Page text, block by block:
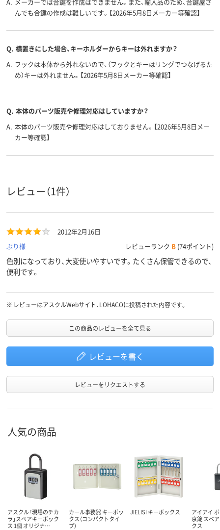
んでも合鍵の作成は難しいです。【2026年5月8日メーカー等確認】
Q. 横置きにした場合、キーホルダーからキーは外れますか？
A. フックは本体から外れないので、（フックとキーはリングでつなげるた
め）キーは外れません。【2026年5月8日メーカー等確認】
Q. 本体のパーツ販売や修理対応はしていますか？
A. 本体のパーツ販売や修理対応はしておりません。【2026年5月8日メー
カー等確認】
レビュー（1件）
2012年2月16日
ぶり様
レビューランク B (74ポイント)
色別になっており、大変使いやすいです。たくさん保管できるので、
便利です。
※ レビューはアスクルWebサイト、LOHACOに投稿された内容です。
この商品のレビューを全て見る
レビューを書く
レビューをリクエストする
人気の商品
アスクル「現場のチカ
ラ」スペアキーボック
ス 1個 オリジナ…
カール事務器 キーボッ
クス（コンパクトタイ
プ）
JIELISI キーボックス
アイアイ
京錠 スペ
クス